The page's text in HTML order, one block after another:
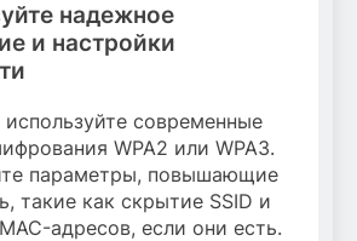
надежное
и настройки
используйте современные
WPA2 или WPA3.
параметры, повышающие
такие как скрытие SSID и
адресов, если они есть.